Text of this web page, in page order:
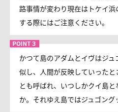
路事情が変わり現在はトケイ
する際にはご注意ください。
かつて島のアダムとイヴはジ
似し、人間が反映していった
とも呼ばれ、いつしかクイ島
か。それゆえ島ではジュゴング